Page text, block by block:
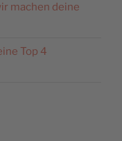
machen deine
Top 4